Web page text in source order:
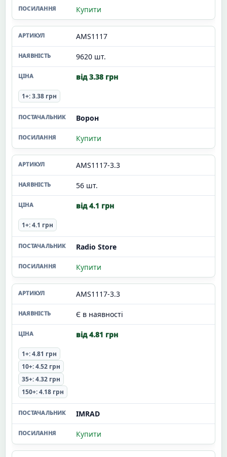
Купити
AMS1117
9620 шт.
від 3.38 грн
1+: 3.38 грн
Ворон
Купити
AMS1117-3.3
56 шт.
від 4.1 грн
1+: 4.1 грн
Radio Store
Купити
AMS1117-3.3
Є в наявності
від 4.81 грн
1+: 4.81 грн
10+: 4.52 грн
35+: 4.32 грн
150+: 4.18 грн
IMRAD
Купити